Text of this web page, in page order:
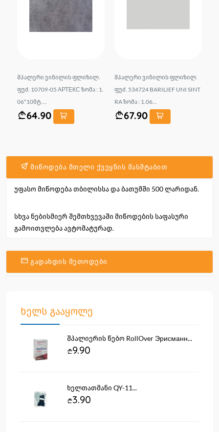
შპალერი ვინილის ფლიზილ.
ფუძ. 10709-05 АРТЕКС ზომა : 1.
06*10მტ....
64.90
შპალერი ვინილის ფლიზილ.
ფუძ. 534724 BARILIEF UNI SINT
RA ზომა : 1.06...
67.90
მიწოდება მთელი ქვეყნის მასშტაბით
უფასო მიწოდება თბილისსა და ბათუმში 500 ლარიდან.
სხვა ნებისმიერ შემთხვევაში მიწოდების საფასური
გამოითვლება ავტომატურად.
გადახდის მეთოდები
ხელს გააყოლე
შპალიერის წებო RollOver Эрисманн...
9.90
ხელთათმანი QY-11...
3.90